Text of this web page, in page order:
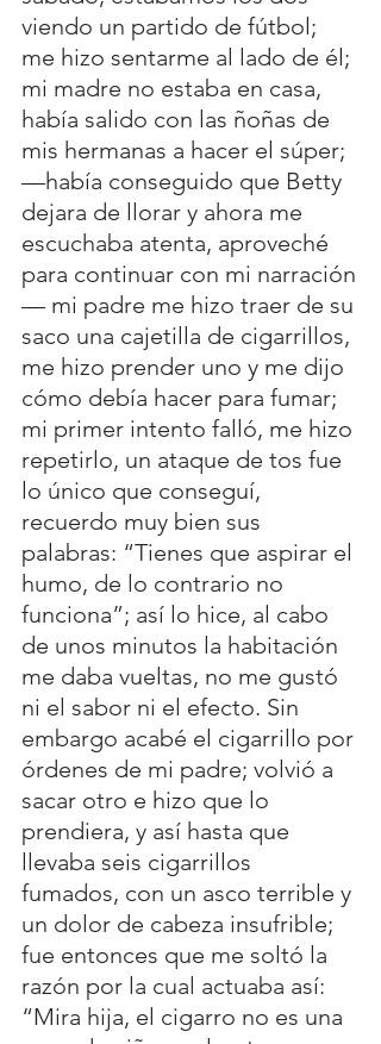
viendo un partido de fútbol;
me hizo sentarme al lado de él;
mi madre no estaba en casa,
había salido con las ñoñas de
mis hermanas a hacer el súper;
—había conseguido que Betty
dejara de llorar y ahora me
escuchaba atenta, aproveché
para continuar con mi narración
— mi padre me hizo traer de su
saco una cajetilla de cigarrillos,
me hizo prender uno y me dijo
cómo debía hacer para fumar;
mi primer intento falló, me hizo
repetirlo, un ataque de tos fue
lo único que conseguí,
recuerdo muy bien sus
palabras: “Tienes que aspirar el
humo, de lo contrario no
funciona”; así lo hice, al cabo
de unos minutos la habitación
me daba vueltas, no me gustó
ni el sabor ni el efecto. Sin
embargo acabé el cigarrillo por
órdenes de mi padre; volvió a
sacar otro e hizo que lo
prendiera, y así hasta que
llevaba seis cigarrillos
fumados, con un asco terrible y
un dolor de cabeza insufrible;
fue entonces que me soltó la
razón por la cual actuaba así:
“Mira hija, el cigarro no es una